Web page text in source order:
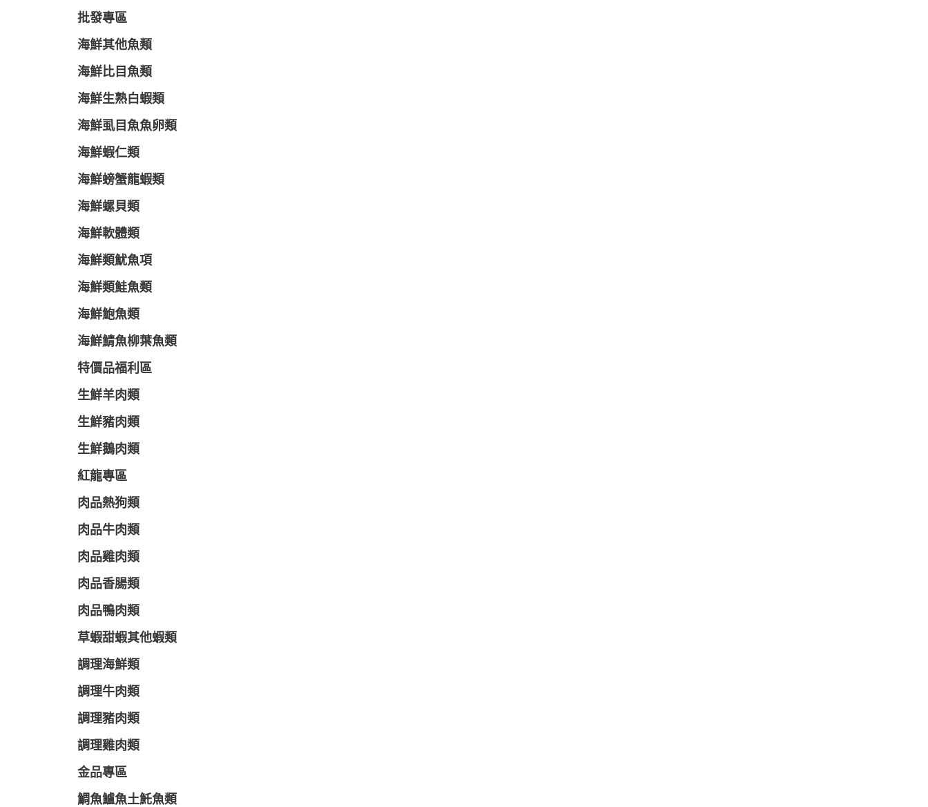
批發專區
海鮮其他魚類
海鮮比目魚類
海鮮生熟白蝦類
海鮮虱目魚魚卵類
海鮮蝦仁類
海鮮螃蟹龍蝦類
海鮮螺貝類
海鮮軟體類
海鮮類魷魚項
海鮮類鮭魚類
海鮮鮑魚類
海鮮鯖魚柳葉魚類
特價品福利區
生鮮羊肉類
生鮮豬肉類
生鮮鵝肉類
紅龍專區
肉品熱狗類
肉品牛肉類
肉品雞肉類
肉品香腸類
肉品鴨肉類
草蝦甜蝦其他蝦類
調理海鮮類
調理牛肉類
調理豬肉類
調理雞肉類
金品專區
鯛魚鱸魚土魠魚類